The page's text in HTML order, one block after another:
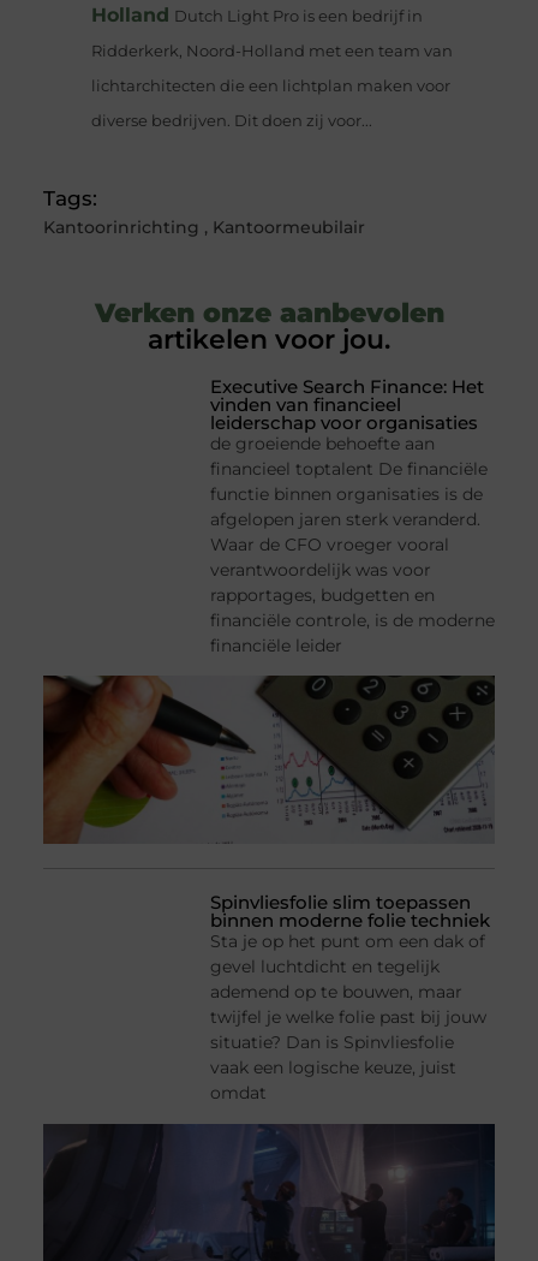
Holland Dutch Light Pro is een bedrijf in
Ridderkerk, Noord-Holland met een team van
lichtarchitecten die een lichtplan maken voor
diverse bedrijven. Dit doen zij voor...
Tags:
Kantoorinrichting , Kantoormeubilair
Verken onze aanbevolen
artikelen voor jou.
Executive Search Finance: Het
vinden van financieel
leiderschap voor organisaties
de groeiende behoefte aan
financieel toptalent De financiële
functie binnen organisaties is de
afgelopen jaren sterk veranderd.
Waar de CFO vroeger vooral
verantwoordelijk was voor
rapportages, budgetten en
financiële controle, is de moderne
financiële leider
Spinvliesfolie slim toepassen
binnen moderne folie techniek
Sta je op het punt om een dak of
gevel luchtdicht en tegelijk
ademend op te bouwen, maar
twijfel je welke folie past bij jouw
situatie? Dan is Spinvliesfolie
vaak een logische keuze, juist
omdat